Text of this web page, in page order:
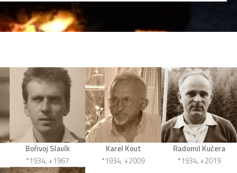
Bořivoj Slavík
*1934, +1967
Karel Kout
*1934, +2009
Radomil Kučera
*1934, +2019